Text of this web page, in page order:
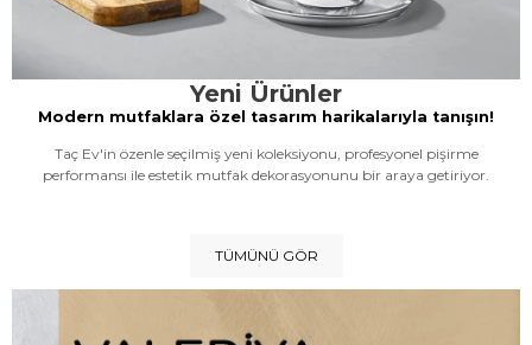
Yeni Ürünler
Modern mutfaklara özel tasarım harikalarıyla tanışın!
Taç Ev'in özenle seçilmiş yeni koleksiyonu, profesyonel pişirme
performansı ile estetik mutfak dekorasyonunu bir araya getiriyor.
TÜMÜNÜ GÖR